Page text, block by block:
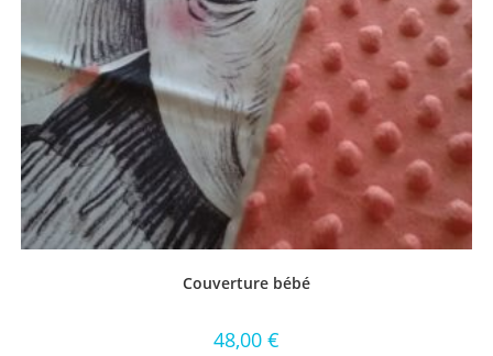
Couverture bébé
48,00 €